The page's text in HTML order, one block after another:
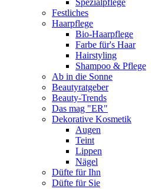
Spezialpflege
Festliches
Haarpflege
Bio-Haarpflege
Farbe für's Haar
Hairstyling
Shampoo & Pflege
Ab in die Sonne
Beautyratgeber
Beauty-Trends
Das mag "ER"
Dekorative Kosmetik
Augen
Teint
Lippen
Nägel
Düfte für Ihn
Düfte für Sie